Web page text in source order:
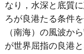
なり，水深と底質
ろが良港たる条件
（南海）の風波か
が世界屈指の良港